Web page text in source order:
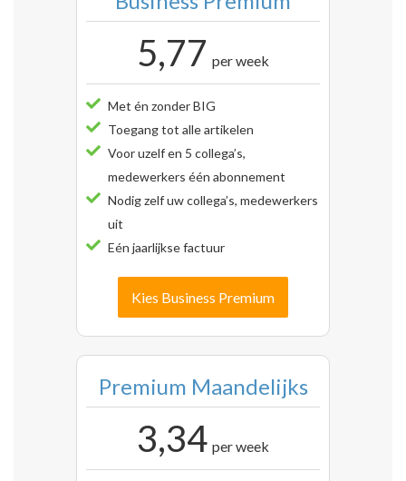
5,77 per week
Met én zonder BIG
Toegang tot alle artikelen
Voor uzelf en 5 collega’s,
medewerkers één abonnement
Nodig zelf uw collega’s, medewerkers
uit
Eén jaarlijkse factuur
Kies Business Premium
Premium Maandelijks
3,34 per week